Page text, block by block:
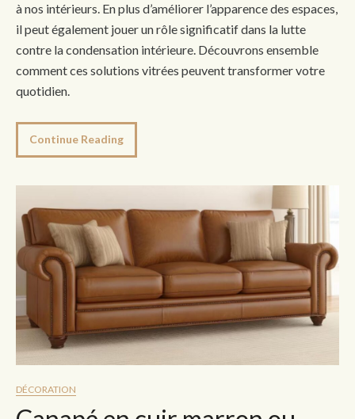
à nos intérieurs. En plus d’améliorer l’apparence des espaces,
il peut également jouer un rôle significatif dans la lutte
contre la condensation intérieure. Découvrons ensemble
comment ces solutions vitrées peuvent transformer votre
quotidien.
Continue Reading
DÉCORATION